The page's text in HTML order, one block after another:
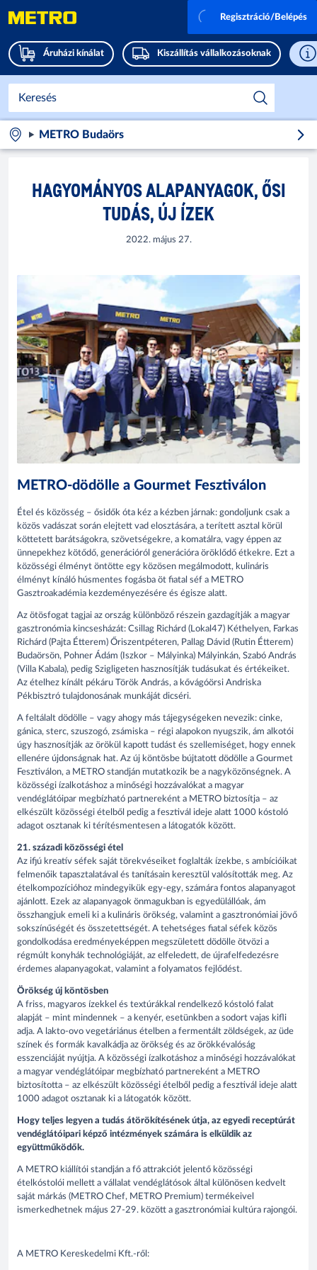
Áruházi kínálat Kiszállítás vállalkozásoknak
Regisztráció/Belépés
METRO Budaörs
HAGYOMÁNYOS ALAPANYAGOK, ŐSI
TUDÁS, ÚJ ÍZEK
2022. május 27.
METRO-dödölle a Gourmet Fesztiválon
Étel és közösség – ősidők óta kéz a kézben járnak: gondoljunk csak a
közös vadászat során elejtett vad elosztására, a terített asztal körül
köttetett barátságokra, szövetségekre, a komatálra, vagy éppen az
ünnepekhez kötődő, generációról generációra öröklődő étkekre. Ezt a
közösségi élményt öntötte egy közösen megálmodott, kulináris
élményt kínáló húsmentes fogásba öt fiatal séf a METRO
Gasztroakadémia kezdeményezésére és égisze alatt.
Az ötösfogat tagjai az ország különböző részein gazdagítják a magyar
gasztronómia kincsesházát: Csillag Richárd (Lokal47) Kéthelyen, Farkas
Richárd (Pajta Étterem) Őriszentpéteren, Pallag Dávid (Rutin Étterem)
Budaörsön, Pohner Ádám (Iszkor – Mályinka) Mályinkán, Szabó András
(Villa Kabala), pedig Szigligeten hasznosítják tudásukat és értékeiket.
Az ételhez kínált pékáru Török András, a kővágóörsi Andriska
Pékbisztró tulajdonosának munkáját dicséri.
A feltálalt dödölle – vagy ahogy más tájegységeken nevezik: cinke,
gánica, sterc, szuszogó, zsámiska – régi alapokon nyugszik, ám alkotói
úgy hasznosítják az örökül kapott tudást és szellemiséget, hogy ennek
ellenére újdonságnak hat. Az új köntösbe bújtatott dödölle a Gourmet
Fesztiválon, a METRO standján mutatkozik be a nagyközönségnek. A
közösségi ízalkotáshoz a minőségi hozzávalókat a magyar
vendéglátóipar megbízható partnereként a METRO biztosítja – az
elkészült közösségi ételből pedig a fesztivál ideje alatt 1000 kóstoló
adagot osztanak ki térítésmentesen a látogatók között.
21. századi közösségi étel
Az ifjú kreatív séfek saját törekvéseiket foglalták ízekbe, s ambícióikat
felmenőik tapasztalatával és tanításain keresztül valósították meg. Az
ételkompozícióhoz mindegyikük egy-egy, számára fontos alapanyagot
ajánlott. Ezek az alapanyagok önmagukban is egyedülállóak, ám
összhangjuk emeli ki a kulináris örökség, valamint a gasztronómiai jövő
sokszínűségét és összetettségét. A tehetséges fiatal séfek közös
gondolkodása eredményeképpen megszületett dödölle ötvözi a
régmúlt konyhák technológiáját, az elfeledett, de újrafelfedezésre
érdemes alapanyagokat, valamint a folyamatos fejlődést.
Örökség új köntösben
A friss, magyaros ízekkel és textúrákkal rendelkező kóstoló falat
alapját – mint mindennek – a kenyér, esetünkben a sodort vajas kifli
adja. A lakto-ovo vegetáriánus ételben a fermentált zöldségek, az üde
színek és formák kavalkádja az örökség és az örökkévalóság
esszenciáját nyújtja. A közösségi ízalkotáshoz a minőségi hozzávalókat
a magyar vendéglátóipar megbízható partnereként a METRO
biztosította – az elkészült közösségi ételből pedig a fesztivál ideje alatt
1000 adagot osztanak ki a látogatók között.
Hogy teljes legyen a tudás átörökítésének útja, az egyedi receptúrát
vendéglátóipari képző intézmények számára is elküldik az
együttműködők.
A METRO kiállítói standján a fő attrakciót jelentő közösségi
ételkóstolói mellett a vállalat vendéglátósok által különösen kedvelt
saját márkás (METRO Chef, METRO Premium) termékeivel
ismerkedhetnek május 27-29. között a gasztronómiai kultúra rajongói.
A METRO Kereskedelmi Kft.-ről: